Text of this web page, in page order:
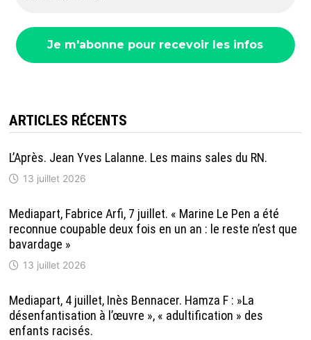
ARTICLES RÉCENTS
L’Après. Jean Yves Lalanne. Les mains sales du RN.
13 juillet 2026
Mediapart, Fabrice Arfi, 7 juillet. « Marine Le Pen a été
reconnue coupable deux fois en un an : le reste n’est que
bavardage »
13 juillet 2026
Mediapart, 4 juillet, Inès Bennacer. Hamza F : »La
désenfantisation à l’œuvre », « adultification » des
enfants racisés.